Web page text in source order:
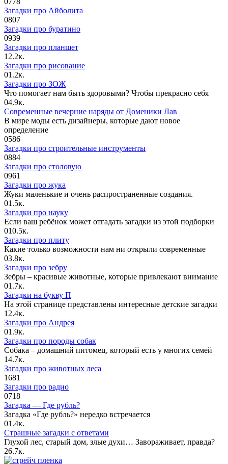
Загадки про Айболита
0807
Загадки про буратино
0939
Загадки про планшет
1 2.2к.
Загадки про рисование
01.2к.
Загадки про ЗОЖ
Что помогает нам быть здоровыми? Чтобы прекрасно себя
04.9к.
Современные вечерние наряды от Доменики Лав
В мире моды есть дизайнеры, которые дают новое
определение
0586
Загадки про строительные инструменты
0884
Загадки про столовую
0961
Загадки про жука
Жуки маленькие и очень распространенные создания.
01.5к.
Загадки про науку
Если ваш ребёнок может отгадать загадки из этой подборки
010.5к.
Загадки про плиту
Какие только возможности нам ни открыли современные
03.8к.
Загадки про зебру
Зебры – красивые животные, которые привлекают внимание
01.7к.
Загадки на букву П
На этой странице представлены интересные детские загадки
1 2.4к.
Загадки про Андрея
01.9к.
Загадки про породы собак
Собака – домашний питомец, который есть у многих семей
14.7к.
Загадки про животных леса
1681
Загадки про радио
0718
Загадка — Где рубль?
Загадка «Где рубль?» нередко встречается
01.4к.
Страшные загадки с ответами
Глухой лес, старый дом, злые духи… Завораживает, правда?
26.7к.